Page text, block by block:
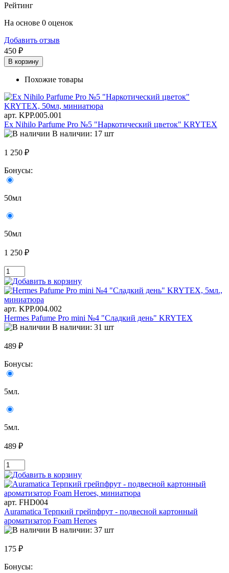
Рейтинг
На основе 0 оценок
Добавить отзыв
450 ₽
В корзину
Похожие товары
арт. KРР.005.001
Ex Nihilo Parfume Pro №5 "Наркотический цветок" KRYTEX
В наличии: 17 шт
1 250 ₽
Бонусы:
50мл
50мл
1 250 ₽
арт. KРР.004.002
Hermes Pafume Pro mini №4 "Сладкий день" KRYTEX
В наличии: 31 шт
489 ₽
Бонусы:
5мл.
5мл.
489 ₽
арт. FHD004
Auramatica Терпкий грейпфрут - подвесной картонный
ароматизатор Foam Heroes
В наличии: 37 шт
175 ₽
Бонусы: